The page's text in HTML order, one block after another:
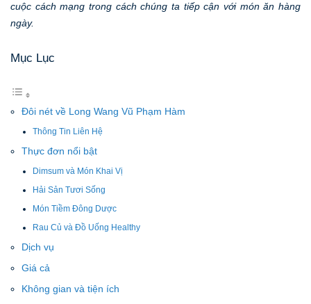
cuộc cách mạng trong cách chúng ta tiếp cận với món ăn hàng
ngày.
Mục Lục
Đôi nét về Long Wang Vũ Phạm Hàm
Thông Tin Liên Hệ
Thực đơn nổi bật
Dimsum và Món Khai Vị
Hải Sản Tươi Sống
Món Tiềm Đông Dược
Rau Củ và Đồ Uống Healthy
Dịch vụ
Giá cả
Không gian và tiện ích